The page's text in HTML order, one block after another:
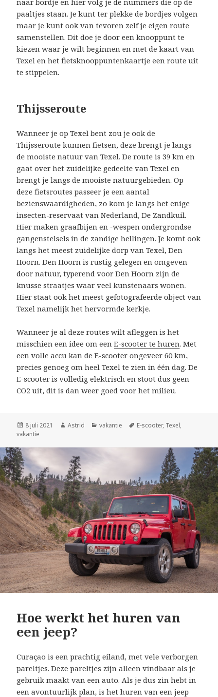
paaltjes staan. Je kunt ter plekke de bordjes volgen
maar je kunt ook van tevoren zelf je eigen route
samenstellen. Dit doe je door een knooppunt te
kiezen waar je wilt beginnen en met de kaart van
Texel en het fietsknooppuntenkaartje een route uit
te stippelen.
Thijsseroute
Wanneer je op Texel bent zou je ook de
Thijsseroute kunnen fietsen, deze brengt je langs
de mooiste natuur van Texel. De route is 39 km en
gaat over het zuidelijke gedeelte van Texel en
brengt je langs de mooiste natuurgebieden. Op
deze fietsroutes passeer je een aantal
bezienswaardigheden, zo kom je langs het enige
insecten-reservaat van Nederland, De Zandkuil.
Hier maken graafbijen en -wespen ondergrondse
gangenstelsels in de zandige hellingen. Je komt ook
langs het meest zuidelijke dorp van Texel, Den
Hoorn. Den Hoorn is rustig gelegen en omgeven
door natuur, typerend voor Den Hoorn zijn de
knusse straatjes waar veel kunstenaars wonen.
Hier staat ook het meest gefotografeerde object van
Texel namelijk het hervormde kerkje.
Wanneer je al deze routes wilt afleggen is het
misschien een idee om eenE-scooter te huren. Met
een volle accu kan de E-scooter ongeveer 60 km,
precies genoeg om heel Texel te zien in één dag. De
E-scooter is volledig elektrisch en stoot dus geen
CO2 uit, dit is dan weer goed voor het milieu.
Geplaatst
op
8 juli 2021 Auteur
Astrid Categorieën
vakantie Tags
E-scooter, Texel,
vakantie
Hoe werkt het huren van
een jeep?
Curaçao is een prachtig eiland, met vele verborgen
pareltjes. Deze pareltjes zijn alleen vindbaar als je
gebruik maakt van een auto. Als je dus zin hebt in
een avontuurlijk plan, is het huren van een jeep